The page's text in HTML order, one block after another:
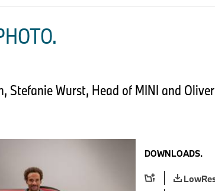
Stefanie Wurst, Head of MINI and
DOWNLOADS.